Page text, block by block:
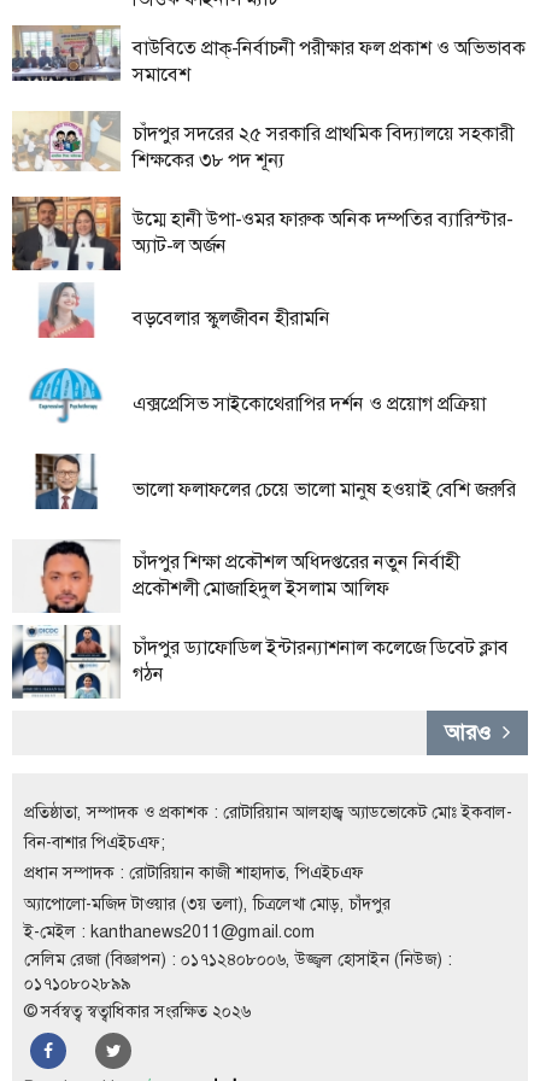
তথ্য-
প্রযুক্তি
মতামত
ধর্ম
শিশু-
কিশোর
ক্যাম্পাস
সাহিত্য
সংস্কৃতি
শিশু
লাইফস্টাইল
এক্সক্লুসিভ
সোস্যাল
মিডিয়া
ইতিহাস
কথা
কয়
ক্যারিয়ার
চাকুরি
সৌখিন
ফটোগ্রাফার
বাউবিতে প্রাক্-নির্বাচনী পরীক্ষার ফল প্রকাশ ও অভিভাবক
সমাবেশ
চাঁদপুর সদরের ২৫ সরকারি প্রাথমিক বিদ্যালয়ে সহকারী
শিক্ষকের ৩৮ পদ শূন্য
উম্মে হানী উপা-ওমর ফারুক অনিক দম্পতির ব্যারিস্টার-
অ্যাট-ল অর্জন
বড়বেলার স্কুলজীবন হীরামনি
এক্সপ্রেসিভ সাইকোথেরাপির দর্শন ও প্রয়োগ প্রক্রিয়া
ভালো ফলাফলের চেয়ে ভালো মানুষ হওয়াই বেশি জরুরি
চাঁদপুর শিক্ষা প্রকৌশল অধিদপ্তরের নতুন নির্বাহী
প্রকৌশলী মোজাহিদুল ইসলাম আলিফ
চাঁদপুর ড্যাফোডিল ইন্টারন্যাশনাল কলেজে ডিবেট ক্লাব
গঠন
আরও
প্রতিষ্ঠাতা, সম্পাদক ও প্রকাশক : রোটারিয়ান আলহাজ্ব অ্যাডভোকেট মোঃ ইকবাল-
বিন-বাশার পিএইচএফ;
প্রধান সম্পাদক : রোটারিয়ান কাজী শাহাদাত, পিএইচএফ
অ্যাপোলো-মজিদ টাওয়ার (৩য় তলা), চিত্রলেখা মোড়, চাঁদপুর
ই-মেইল : kanthanews2011@gmail.com
সেলিম রেজা (বিজ্ঞাপন) : ০১৭১২৪০৮০০৬, উজ্জ্বল হোসাইন (নিউজ) :
০১৭১০৮০২৮৯৯
© সর্বস্বত্ব স্বত্বাধিকার সংরক্ষিত ২০২৬